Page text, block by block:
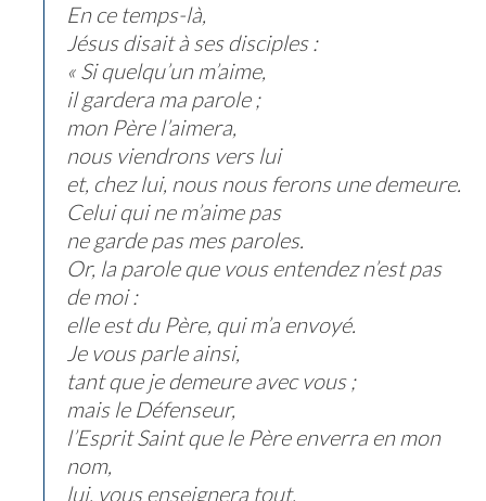
En ce temps-là,
Jésus disait à ses disciples :
« Si quelqu’un m’aime,
il gardera ma parole ;
mon Père l’aimera,
nous viendrons vers lui
et, chez lui, nous nous ferons une demeure.
Celui qui ne m’aime pas
ne garde pas mes paroles.
Or, la parole que vous entendez n’est pas
de moi :
elle est du Père, qui m’a envoyé.
Je vous parle ainsi,
tant que je demeure avec vous ;
mais le Défenseur,
l’Esprit Saint que le Père enverra en mon
nom,
lui, vous enseignera tout,